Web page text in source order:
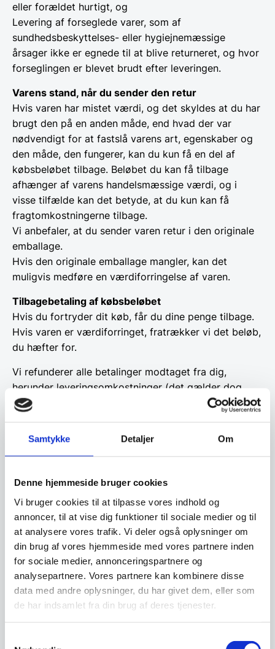
Samtykke Detaljer Om
Denne hjemmeside bruger cookies
Vi bruger cookies til at tilpasse vores indhold og
annoncer, til at vise dig funktioner til sociale medier og til
at analysere vores trafik. Vi deler også oplysninger om
din brug af vores hjemmeside med vores partnere inden
for sociale medier, annonceringspartnere og
analysepartnere. Vores partnere kan kombinere disse
data med andre oplysninger, du har givet dem, eller som
de har indsamlet fra din brug af deres tjenester.
eller forældet hurtigt, og
Levering af forseglede varer, som af
sundhedsbeskyttelses- eller hygiejnemæssige
årsager ikke er egnede til at blive returneret, og hvor
forseglingen er blevet brudt efter leveringen.
Varens stand, når du sender den retur
Hvis varen har mistet værdi, og det skyldes at du har
brugt den på en anden måde, end hvad der var
nødvendigt for at fastslå varens art, egenskaber og
den måde, den fungerer, kan du kun få en del af
købsbeløbet tilbage. Beløbet du kan få tilbage
afhænger af varens handelsmæssige værdi, og i
visse tilfælde kan det betyde, at du kun kan få
fragtomkostningerne tilbage.
Vi anbefaler, at du sender varen retur i den originale
emballage.
Hvis den originale emballage mangler, kan det
muligvis medføre en værdiforringelse af varen.
Tilbagebetaling af købsbeløbet
Hvis du fortryder dit køb, får du dine penge tilbage.
Hvis varen er værdiforringet, fratrækker vi det beløb,
du hæfter for.
Vi refunderer alle betalinger modtaget fra dig,
herunder leveringsomkostninger (det gælder dog
ikke ekstra leveringsomkostninger i de tilfælde, hvor
form for standardlevering, som vi tilbyder), senest 14
Vi tilbagefører pengene med samme betalingsmiddel,
andet.
Vi kan tilbageholde betalingen indtil vi har modtaget
varen, med mindre du sender os dokumentation for
at have returneret den.
Varen sendes til:
Gastrobutikken Aps
Rømersvej 31